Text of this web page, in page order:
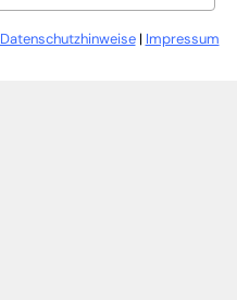
Datenschutzhinweise| Impressum